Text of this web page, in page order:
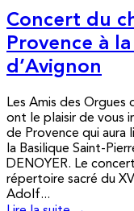
Concert du
Provence à
d’Avignon
Les Amis des Orgues
ont le plaisir de vous
de Provence qui aura
la Basilique Saint-
DENOYER. Le
répertoire sacré du
Adolf...